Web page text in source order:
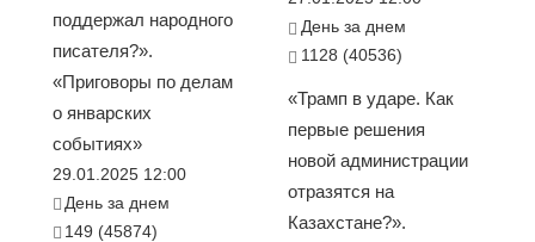
поддержал народного
писателя?».
«Приговоры по делам
о январских
событиях»
29.01.2025 12:00
День за днем
149 (45874)
День за днем
1128 (40536)
«Трамп в ударе. Как
первые решения
новой администрации
отразятся на
Казахстане?».